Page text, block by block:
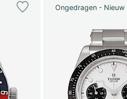
Ongedragen - Nieuw